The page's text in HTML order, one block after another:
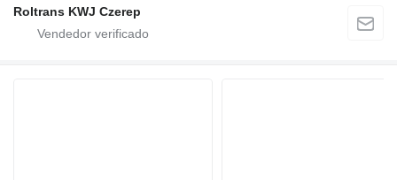
Roltrans KWJ Czerep